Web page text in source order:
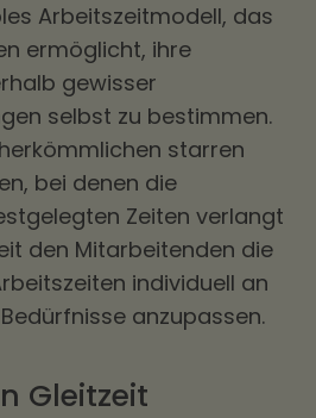
Arbeitszeitmodell, das
ermöglicht, ihre
gewisser
selbst zu bestimmen.
starren
bei denen die
Zeiten verlangt
den Mitarbeitenden die
individuell an
anzupassen.
Gleitzeit